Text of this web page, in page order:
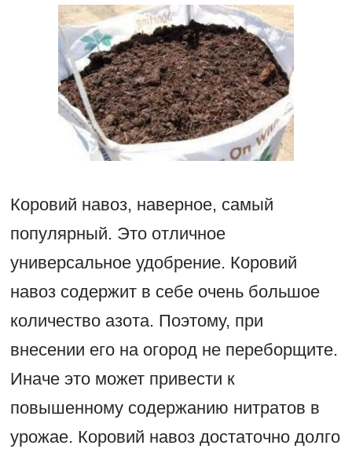
Коровий навоз, наверное, самый
популярный. Это отличное
универсальное удобрение. Коровий
навоз содержит в себе очень большое
количество азота. Поэтому, при
внесении его на огород не переборщите.
Иначе это может привести к
повышенному содержанию нитратов в
урожае. Коровий навоз достаточно долго